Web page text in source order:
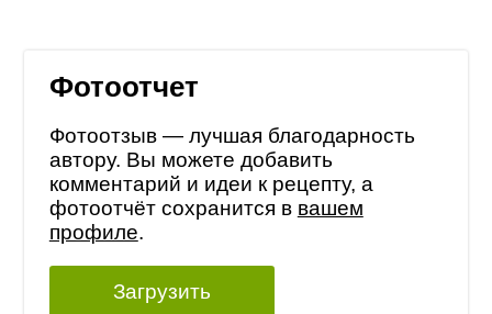
Фотоотчет
Фотоотзыв — лучшая благодарность
автору. Вы можете добавить
комментарий и идеи к рецепту, а
фотоотчёт сохранится в вашем
профиле.
Загрузить